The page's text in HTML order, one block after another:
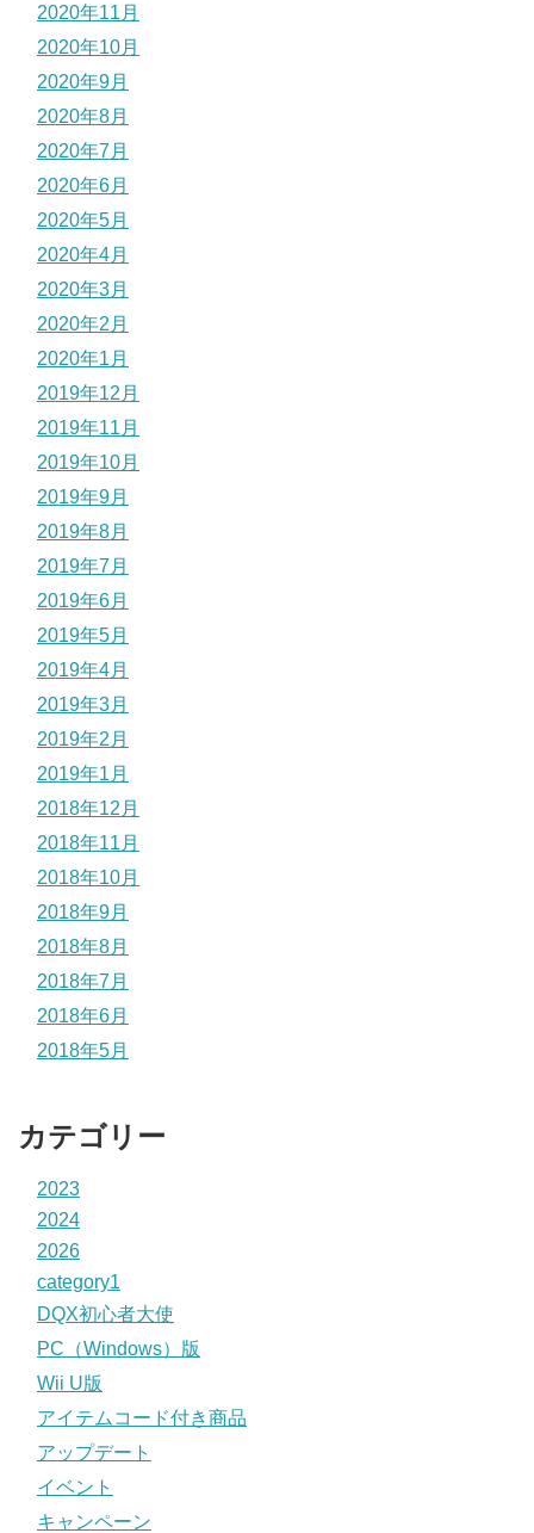
2020年11月
2020年10月
2020年9月
2020年8月
2020年7月
2020年6月
2020年5月
2020年4月
2020年3月
2020年2月
2020年1月
2019年12月
2019年11月
2019年10月
2019年9月
2019年8月
2019年7月
2019年6月
2019年5月
2019年4月
2019年3月
2019年2月
2019年1月
2018年12月
2018年11月
2018年10月
2018年9月
2018年8月
2018年7月
2018年6月
2018年5月
カテゴリー
2023
2024
2026
category1
DQX初心者大使
PC（Windows）版
Wii U版
アイテムコード付き商品
アップデート
イベント
キャンペーン